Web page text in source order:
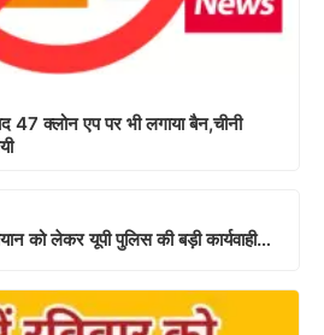
47 क्लोन एप पर भी लगाया बैन,चीनी
को लेकर यूपी पुलिस की बड़ी कार्यवाही…